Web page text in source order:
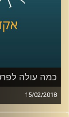
כמה עולה
15/02/2018
מה אתם יותר